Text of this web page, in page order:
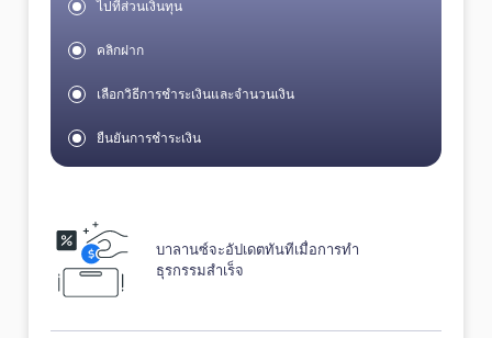
ไปที่ส่วนเงินทุน
คลิกฝาก
เลือกวิธีการชำระเงินและจำนวนเงิน
ยืนยันการชำระเงิน
บาลานซ์จะอัปเดตทันทีเมื่อการทำ
ธุรกรรมสำเร็จ